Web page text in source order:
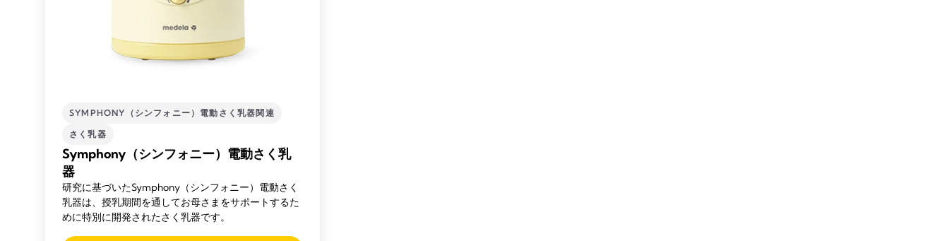
SYMPHONY（シンフォニー）電動さく乳器関連
さく乳器
Symphony（シンフォニー）電動さく乳
器
研究に基づいたSymphony（シンフォニー）電動さく
乳器は、授乳期間を通してお母さまをサポートするた
めに特別に開発されたさく乳器です。